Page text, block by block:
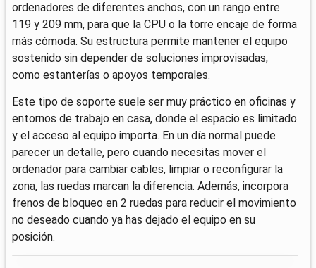
ordenadores de diferentes anchos, con un rango entre
119 y 209 mm, para que la CPU o la torre encaje de forma
más cómoda. Su estructura permite mantener el equipo
sostenido sin depender de soluciones improvisadas,
como estanterías o apoyos temporales.
Este tipo de soporte suele ser muy práctico en oficinas y
entornos de trabajo en casa, donde el espacio es limitado
y el acceso al equipo importa. En un día normal puede
parecer un detalle, pero cuando necesitas mover el
ordenador para cambiar cables, limpiar o reconfigurar la
zona, las ruedas marcan la diferencia. Además, incorpora
frenos de bloqueo en 2 ruedas para reducir el movimiento
no deseado cuando ya has dejado el equipo en su
posición.